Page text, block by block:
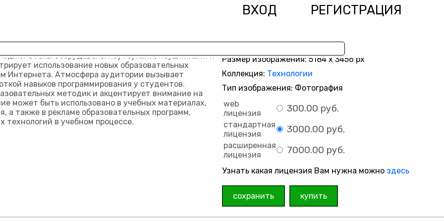
ВХОД РЕГИСТРАЦИЯ
Размер изображения: 5184 x 3456 px
Коллекция: Технологии
Тип изображения: Фотография
web
лицензия
300.00 руб.
стандартная
лицензия
3000.00 руб.
расширенная
лицензия
7000.00 руб.
Узнать какая лицензия Вам нужна можно здесь
сохранить купить